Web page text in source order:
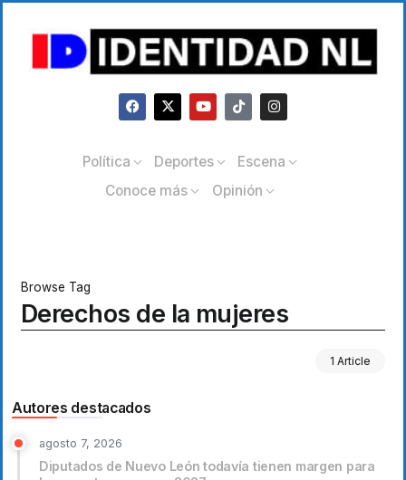
Política Deportes
Escena
Conoce más
Opinión
Browse Tag
Derechos de la mujeres
1 Article
Autores destacados
agosto 7, 2026
Diputados de Nuevo León todavía tienen margen para